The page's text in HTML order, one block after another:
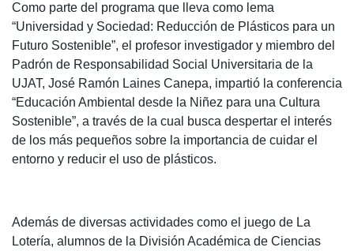
Como parte del programa que lleva como lema
“Universidad y Sociedad: Reducción de Plásticos para un
Futuro Sostenible”, el profesor investigador y miembro del
Padrón de Responsabilidad Social Universitaria de la
UJAT, José Ramón Laines Canepa, impartió la conferencia
“Educación Ambiental desde la Niñez para una Cultura
Sostenible”, a través de la cual busca despertar el interés
de los más pequeños sobre la importancia de cuidar el
entorno y reducir el uso de plásticos.
Además de diversas actividades como el juego de La
Lotería, alumnos de la División Académica de Ciencias